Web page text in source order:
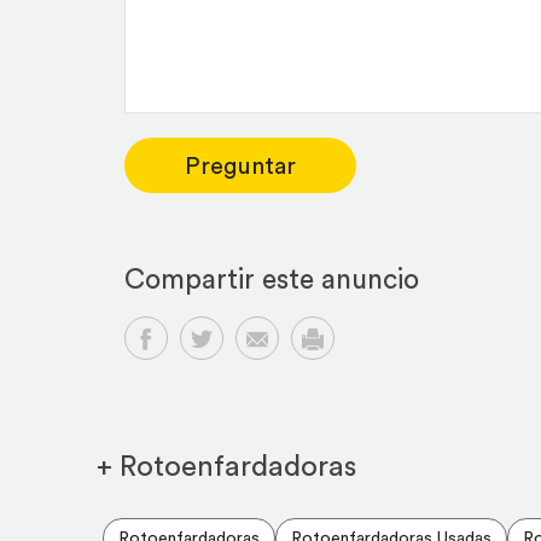
Preguntar
Compartir este anuncio
Compartir en Facebook
Compartir en Twitter
Compartir por email
Imprimir
+ Rotoenfardadoras